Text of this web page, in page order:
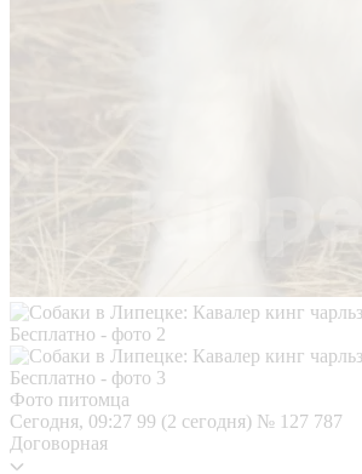
Фото питомца
Сегодня, 09:27 99 (2 сегодня) № 127 787
Договорная